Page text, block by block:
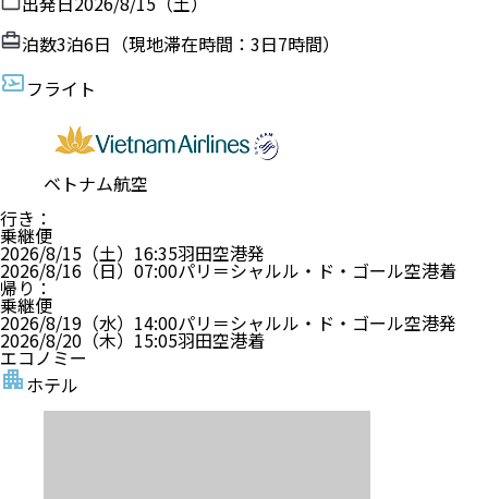
泊数3泊6日（現地滞在時間： 3日7時間）
フライト
ベトナム航空
行き ：
乗継便
2026/8/15（土） 16:35羽田空港発
2026/8/16（日） 07:00パリ＝シャルル・ド・ゴール空港着
帰り ：
乗継便
2026/8/19（水） 14:00パリ＝シャルル・ド・ゴール空港発
2026/8/20（木） 15:05羽田空港着
エコノミー
ホテル